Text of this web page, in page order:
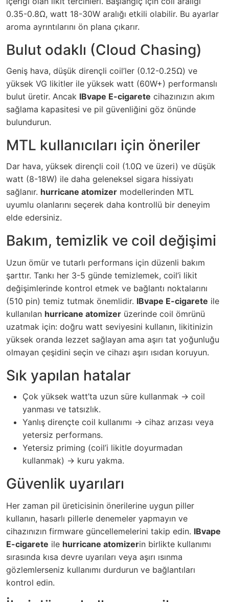
0.35-0.8Ω, watt 18-30W aralığı etkili olabilir. Bu ayarlar
aroma ayrıntılarını ön plana çıkarır.
Bulut odaklı (Cloud Chasing)
Geniş hava, düşük dirençli coil’ler (0.12-0.25Ω) ve
yüksek VG likitler ile yüksek watt (60W+) performanslı
bulut üretir. Ancak IBvape E-cigarete cihazınızın akım
sağlama kapasitesi ve pil güvenliğini göz önünde
bulundurun.
MTL kullanıcıları için öneriler
Dar hava, yüksek dirençli coil (1.0Ω ve üzeri) ve düşük
watt (8-18W) ile daha geleneksel sigara hissiyatı
sağlanır. hurricane atomizer modellerinden MTL
uyumlu olanlarını seçerek daha kontrollü bir deneyim
elde edersiniz.
Bakım, temizlik ve coil değişimi
Uzun ömür ve tutarlı performans için düzenli bakım
şarttır. Tankı her 3-5 günde temizlemek, coil’i likit
değişimlerinde kontrol etmek ve bağlantı noktalarını
(510 pin) temiz tutmak önemlidir. IBvape E-cigarete ile
kullanılan hurricane atomizer üzerinde coil ömrünü
uzatmak için: doğru watt seviyesini kullanın, likitinizin
yüksek oranda lezzet sağlayan ama aşırı tat yoğunluğu
olmayan çeşidini seçin ve cihazı aşırı ısıdan koruyun.
Sık yapılan hatalar
Çok yüksek watt’ta uzun süre kullanmak -> coil
yanması ve tatsızlık.
Yanlış dirençte coil kullanımı -> cihaz arızası veya
yetersiz performans.
Yetersiz priming (coil’i likitle doyurmadan
kullanmak) -> kuru yakma.
Güvenlik uyarıları
Her zaman pil üreticisinin önerilerine uygun piller
kullanın, hasarlı pillerle denemeler yapmayın ve
cihazınızın firmware güncellemelerini takip edin. IBvape
E-cigarete ile hurricane atomizerin birlikte kullanımı
sırasında kısa devre uyarıları veya aşırı ısınma
gözlemlerseniz kullanımı durdurun ve bağlantıları
kontrol edin.